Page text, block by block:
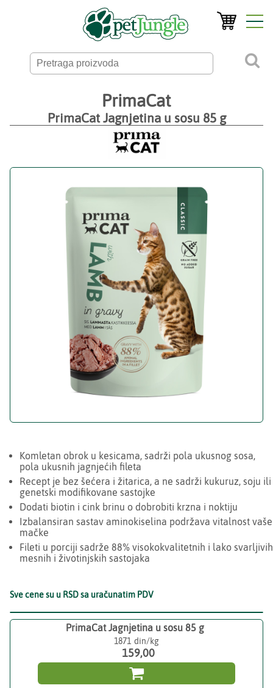
PrimaCat
PrimaCat Jagnjetina u sosu 85 g
Komletan obrok u kesicama, sadrži pola ukusnog sosa,
pola ukusnih jagnjećih fileta
Recept je bez šećera i žitarica, a ne sadrži kukuruz, soju ili
genetski modifikovane sastojke
Dodati biotin i cink brinu o dobrobiti krzna i noktiju
Izbalansiran sastav aminokiselina podržava vitalnost vaše
mačke
Fileti u porciji sadrže 88% visokokvalitetnih i lako svarljivih
mesnih i životinjskih sastojaka
Sve cene su u RSD sa uračunatim PDV
PrimaCat Jagnjetina u sosu 85 g
1871
159,00
